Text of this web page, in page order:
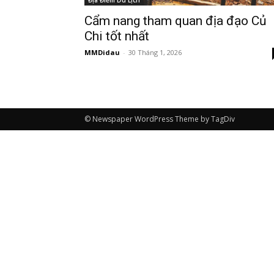
Cẩm nang tham quan địa đạo Củ
Chi tốt nhất
MMDidau - 30 Tháng 1, 2026
© Newspaper WordPress Theme by TagDiv